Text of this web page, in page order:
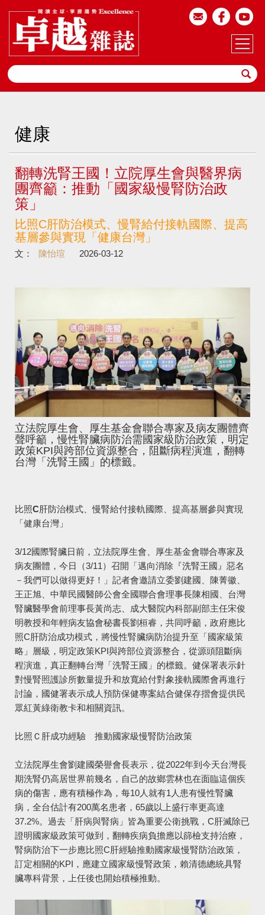
健康
翻轉洗腎王國！立院厚生會與醫界病
團齊籲：推動「國家級慢腎防治政
策」
比照C肝防治模式、慢腎給付接軌國際、提高
基層參與實現「健康台灣」
文： 陳怡瑄 2026-03-12
立法院厚生會、厚生基金會聯合專家及病友團體齊
聲呼籲，慢性腎臟病防治需國家級防治政策，明定
政策KPI與跨部位資源整合，阻斷病程演進，翻轉
台灣「洗腎王國」的標籤。
比照C肝防治模式、慢腎給付接軌國際、提高基層參與實現
「健康台灣」
3/12國際腎臟日前，立法院厚生會、厚生基金會聯合專家及
病友團體，今日（3/11）召開「邁向消除『洗腎王國』惡名
－我們可以做得更好！」記者會邀請立委劉建國、陳菁徽、
王正旭、中華民國醫師公會全國聯合會理事長陳相國、台灣
腎臟醫學會前理事長黃尚志、成大醫院內科部副部主任宋俊
明教授和年輕病友協會秘書長劉桓睿，共同呼籲，政府應比
照C肝防治成功模式，將慢性腎臟病防治提升至「國家級策
略」層級，明定政策KPI與跨部位資源整合，從源頭阻斷病
程演進，真正翻轉台灣「洗腎王國」的標籤。健保署表示針
對慢腎照護診所數量提升和放寬給付對象接軌國際會再進行
討論，國健署表示成人預防保健專案結合健保存摺會提供民
眾紅黃綠衛教卡和相關資訊。
比照Ｃ肝成功經驗 推動國家級慢腎防治政策
立法院厚生會劉建國榮譽會長表示，從2022年到今天台灣長
期洗腎仍高居世界前幾名，自己的故鄉雲林也在面臨這個疾
病的傷害，應有積極作為，每10人就有1人患有慢性腎臟
病，全台估計有200萬名患者，65歲以上盛行率更高達
37.2%。過去「肝病與腎病」皆為重要公衛挑戰，C肝滅除已
證明國家級政策可做到，翻轉疾病負擔應以篩檢支持治療，
腎病防治下一步應比照C肝經驗推動國家級慢腎防治政策，
訂定相關的KPI，應建立國家級慢腎政策，賴清德總統具腎
臟專科背景，上任後也開始積極推動。